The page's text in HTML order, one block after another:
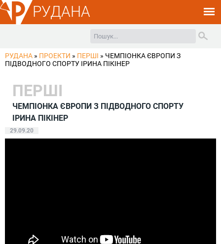
РУДАНА
РУДАНА » ПРОЕКТИ » ПЕРШІ » ЧЕМПІОНКА ЄВРОПИ З
ПІДВОДНОГО СПОРТУ ІРИНА ПІКІНЕР
ПЕРШІ
ЧЕМПІОНКА ЄВРОПИ З ПІДВОДНОГО СПОРТУ
ІРИНА ПІКІНЕР
29.09.20